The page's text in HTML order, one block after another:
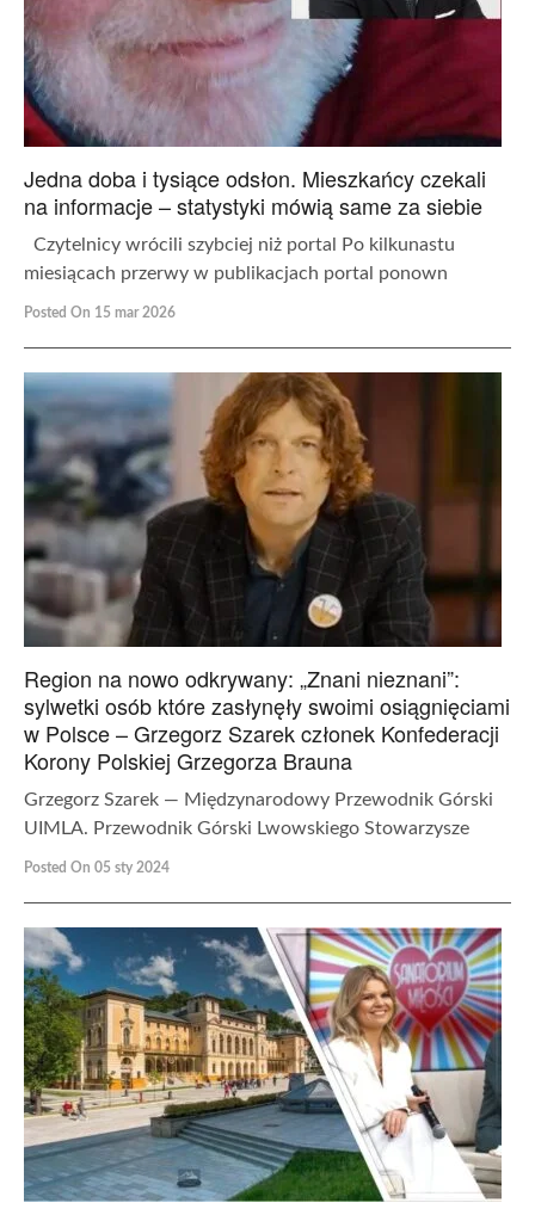
Jedna doba i tysiące odsłon. Mieszkańcy czekali
na informacje – statystyki mówią same za siebie
Czytelnicy wrócili szybciej niż portal Po kilkunastu
miesiącach przerwy w publikacjach portal ponown
Posted On 15 mar 2026
Region na nowo odkrywany: „Znani nieznani”:
sylwetki osób które zasłynęły swoimi osiągnięciami
w Polsce – Grzegorz Szarek członek Konfederacji
Korony Polskiej Grzegorza Brauna
Grzegorz Szarek — Międzynarodowy Przewodnik Górski
UIMLA. Przewodnik Górski Lwowskiego Stowarzysze
Posted On 05 sty 2024